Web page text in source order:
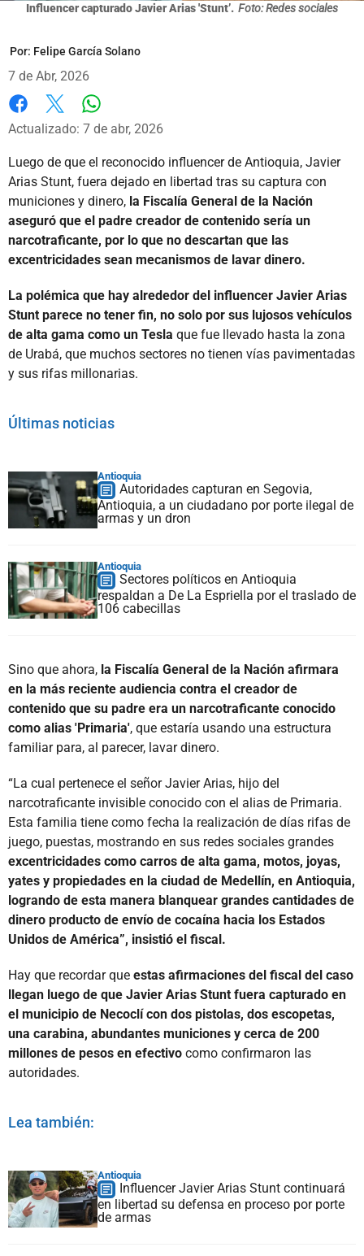
Influencer capturado Javier Arias 'Stunt’. Foto: Redes sociales
Por: Felipe García Solano
7 de Abr, 2026
Facebook
X
Actualizado: 7 de abr, 2026
Luego de que el reconocido influencer de Antioquia, Javier
Arias Stunt, fuera dejado en libertad tras su captura con
municiones y dinero, la Fiscalía General de la Nación
aseguró que el padre creador de contenido sería un
narcotraficante, por lo que no descartan que las
excentricidades sean mecanismos de lavar dinero.
La polémica que hay alrededor del influencer Javier Arias
Stunt parece no tener fin, no solo por sus lujosos vehículos
de alta gama como un Tesla que fue llevado hasta la zona
de Urabá, que muchos sectores no tienen vías pavimentadas
y sus rifas millonarias.
Últimas noticias
Antioquia
Autoridades capturan en Segovia,
Antioquia, a un ciudadano por porte ilegal de
armas y un dron
Antioquia
Sectores políticos en Antioquia
respaldan a De La Espriella por el traslado de
106 cabecillas
Sino que ahora, la Fiscalía General de la Nación afirmara
en la más reciente audiencia contra el creador de
contenido que su padre era un narcotraficante conocido
como alias 'Primaria', que estaría usando una estructura
familiar para, al parecer, lavar dinero.
“La cual pertenece el señor Javier Arias, hijo del
narcotraficante invisible conocido con el alias de Primaria.
Esta familia tiene como fecha la realización de días rifas de
juego, puestas, mostrando en sus redes sociales grandes
excentricidades como carros de alta gama, motos, joyas,
yates y propiedades en la ciudad de Medellín, en Antioquia,
logrando de esta manera blanquear grandes cantidades de
dinero producto de envío de cocaína hacia los Estados
Unidos de América”, insistió el fiscal.
Hay que recordar que estas afirmaciones del fiscal del caso
llegan luego de que Javier Arias Stunt fuera capturado en
el municipio de Necoclí con dos pistolas, dos escopetas,
una carabina, abundantes municiones y cerca de 200
millones de pesos en efectivo como confirmaron las
autoridades.
Lea también:
Antioquia
Influencer Javier Arias Stunt continuará
en libertad su defensa en proceso por porte
de armas